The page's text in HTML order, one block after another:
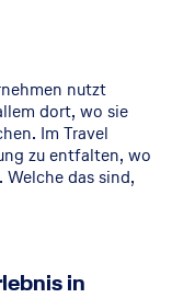
nutzt
dort, wo sie
Im Travel
zu entfalten, wo
das sind,
in